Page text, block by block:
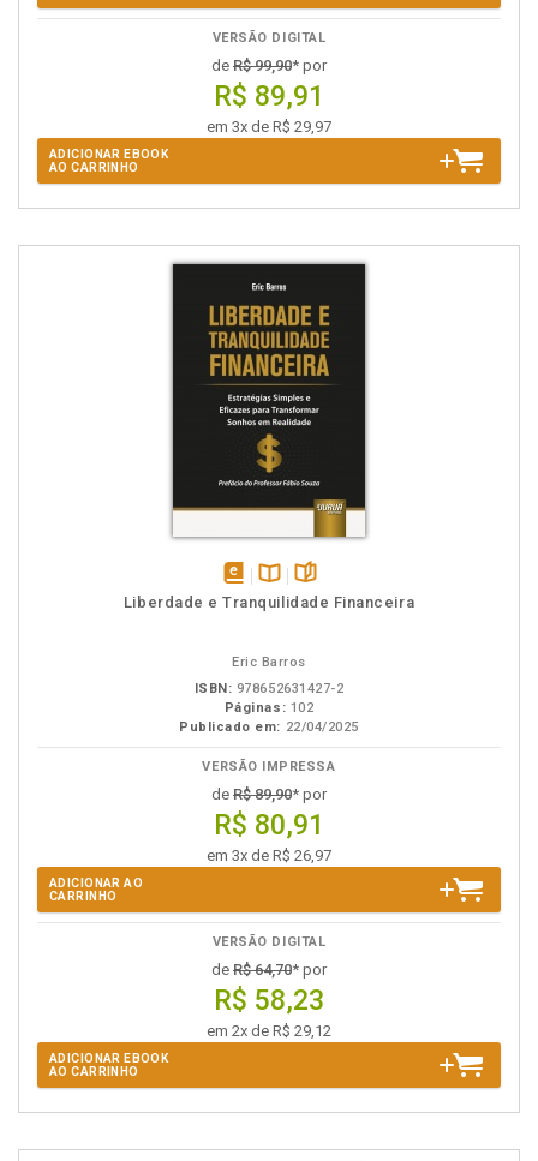
VERSÃO DIGITAL
de R$ 99,90* por
R$ 89,91
em 3x de R$ 29,97
ADICIONAR EBOOK
AO CARRINHO
disponível
Disponível
páginas
Liberdade e Tranquilidade Financeira
Eric Barros
ISBN: 978652631427-2
Páginas: 102
Publicado em: 22/04/2025
VERSÃO IMPRESSA
de R$ 89,90* por
R$ 80,91
em 3x de R$ 26,97
ADICIONAR AO
CARRINHO
VERSÃO DIGITAL
de R$ 64,70* por
R$ 58,23
em 2x de R$ 29,12
ADICIONAR EBOOK
AO CARRINHO